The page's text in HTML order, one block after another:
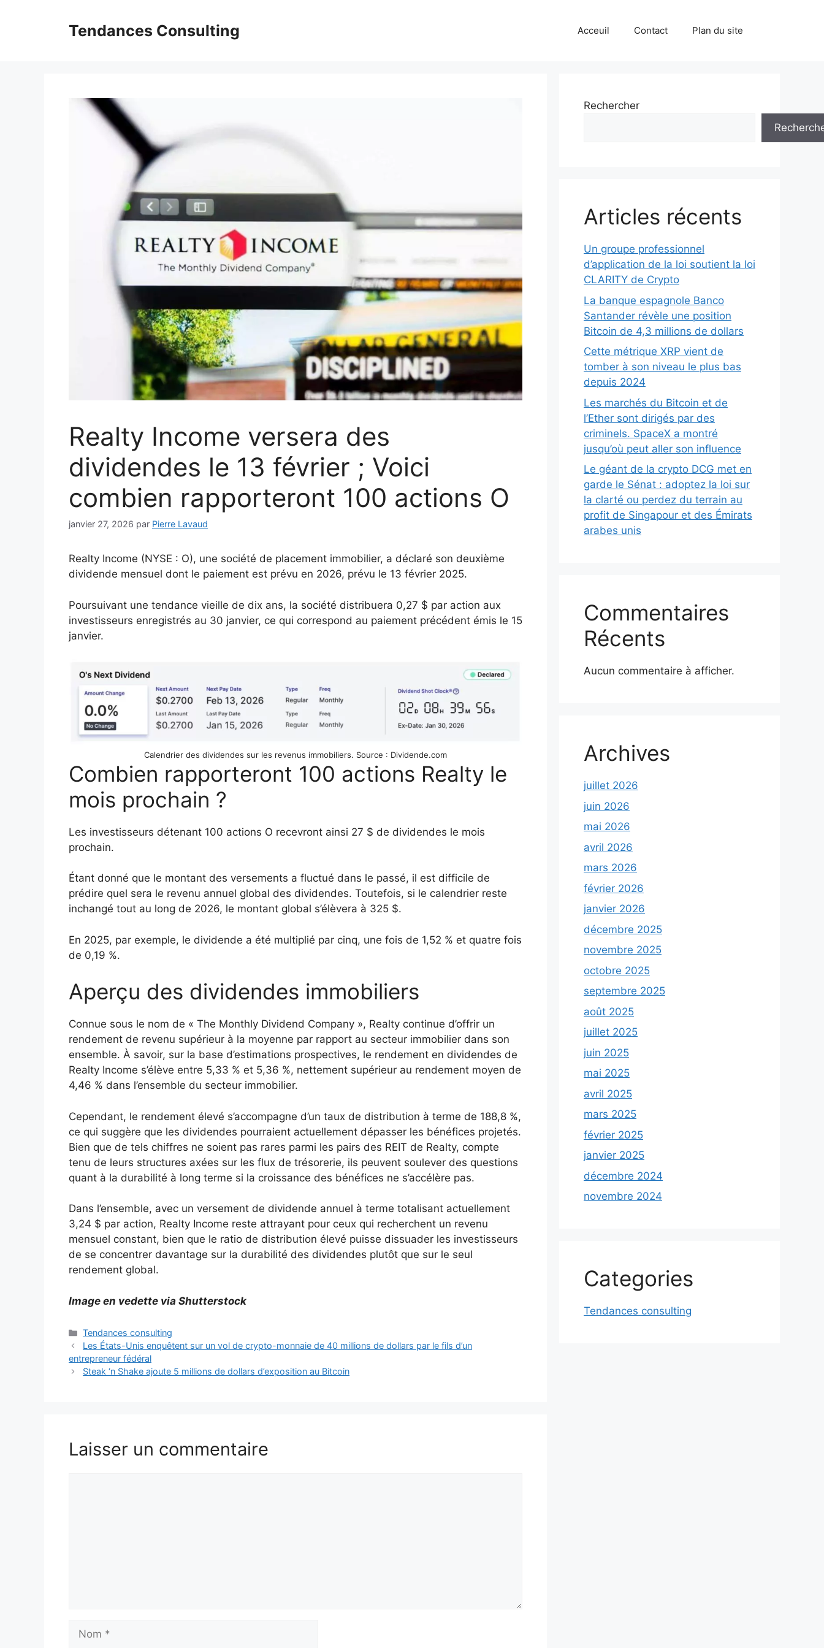
Tendances Consulting Acceuil Contact Plan du site
Realty Income versera des
dividendes le 13 février ; Voici
combien rapporteront 100 actions O
janvier 27, 2026 par Pierre Lavaud
Realty Income (NYSE : O), une société de placement immobilier, a déclaré son deuxième
dividende mensuel dont le paiement est prévu en 2026, prévu le 13 février 2025.
Poursuivant une tendance vieille de dix ans, la société distribuera 0,27 $ par action aux
investisseurs enregistrés au 30 janvier, ce qui correspond au paiement précédent émis le 15
janvier.
Calendrier des dividendes sur les revenus immobiliers. Source : Dividende.com
Combien rapporteront 100 actions Realty le
mois prochain ?
Les investisseurs détenant 100 actions O recevront ainsi 27 $ de dividendes le mois
prochain.
Étant donné que le montant des versements a fluctué dans le passé, il est difficile de
prédire quel sera le revenu annuel global des dividendes. Toutefois, si le calendrier reste
inchangé tout au long de 2026, le montant global s’élèvera à 325 $.
En 2025, par exemple, le dividende a été multiplié par cinq, une fois de 1,52 % et quatre fois
de 0,19 %.
Aperçu des dividendes immobiliers
Connue sous le nom de « The Monthly Dividend Company », Realty continue d’offrir un
rendement de revenu supérieur à la moyenne par rapport au secteur immobilier dans son
ensemble. À savoir, sur la base d’estimations prospectives, le rendement en dividendes de
Realty Income s’élève entre 5,33 % et 5,36 %, nettement supérieur au rendement moyen de
4,46 % dans l’ensemble du secteur immobilier.
Cependant, le rendement élevé s’accompagne d’un taux de distribution à terme de 188,8 %,
ce qui suggère que les dividendes pourraient actuellement dépasser les bénéfices projetés.
Bien que de tels chiffres ne soient pas rares parmi les pairs des REIT de Realty, compte
tenu de leurs structures axées sur les flux de trésorerie, ils peuvent soulever des questions
quant à la durabilité à long terme si la croissance des bénéfices ne s’accélère pas.
Dans l’ensemble, avec un versement de dividende annuel à terme totalisant actuellement
3,24 $ par action, Realty Income reste attrayant pour ceux qui recherchent un revenu
mensuel constant, bien que le ratio de distribution élevé puisse dissuader les investisseurs
de se concentrer davantage sur la durabilité des dividendes plutôt que sur le seul
rendement global.
Image en vedette via Shutterstock
Catégories
Tendances consulting
Les États-Unis enquêtent sur un vol de crypto-monnaie de 40 millions de dollars par le fils d’un
entrepreneur fédéral
Steak ‘n Shake ajoute 5 millions de dollars d’exposition au Bitcoin
Laisser un commentaire
Nom
Rechercher
Articles récents
Un groupe professionnel
d’application de la loi soutient la loi
CLARITY de Crypto
La banque espagnole Banco
Santander révèle une position
Bitcoin de 4,3 millions de dollars
Cette métrique XRP vient de
tomber à son niveau le plus bas
depuis 2024
Les marchés du Bitcoin et de
l’Ether sont dirigés par des
criminels. SpaceX a montré
jusqu’où peut aller son influence
Le géant de la crypto DCG met en
garde le Sénat : adoptez la loi sur
la clarté ou perdez du terrain au
profit de Singapour et des Émirats
arabes unis
Commentaires
Récents
Aucun commentaire à afficher.
Archives
juillet 2026
juin 2026
mai 2026
avril 2026
mars 2026
février 2026
janvier 2026
décembre 2025
novembre 2025
octobre 2025
septembre 2025
août 2025
juillet 2025
juin 2025
mai 2025
avril 2025
mars 2025
février 2025
janvier 2025
décembre 2024
novembre 2024
Categories
Tendances consulting